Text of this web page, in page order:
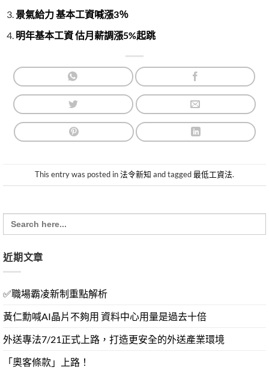
景氣給力 基本工資喊漲3％
明年基本工資 估月薪調漲5%起跳
This entry was posted in法令新知 and tagged最低工資法.
Search
for:
近期文章
✅職場霸凌新制重點解析
黃仁勳喊AI晶片不夠用 資料中心用量是過去十倍
外送專法7/21正式上路，打造更安全的外送產業環境
「奧客條款」上路！